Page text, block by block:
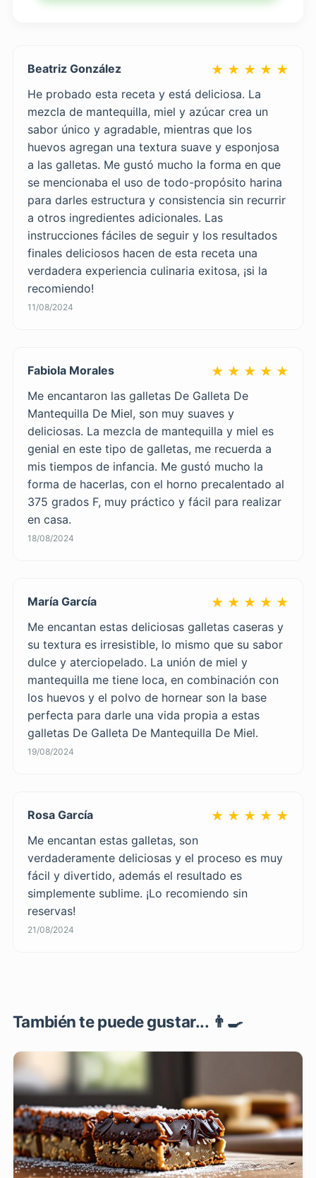
Beatriz González ★ ★ ★ ★ ★
He probado esta receta y está deliciosa. La
mezcla de mantequilla, miel y azúcar crea un
sabor único y agradable, mientras que los
huevos agregan una textura suave y esponjosa
a las galletas. Me gustó mucho la forma en que
se mencionaba el uso de todo-propósito harina
para darles estructura y consistencia sin recurrir
a otros ingredientes adicionales. Las
instrucciones fáciles de seguir y los resultados
finales deliciosos hacen de esta receta una
verdadera experiencia culinaria exitosa, ¡si la
recomiendo!
11/08/2024
Fabiola Morales ★ ★ ★ ★ ★
Me encantaron las galletas De Galleta De
Mantequilla De Miel, son muy suaves y
deliciosas. La mezcla de mantequilla y miel es
genial en este tipo de galletas, me recuerda a
mis tiempos de infancia. Me gustó mucho la
forma de hacerlas, con el horno precalentado al
375 grados F, muy práctico y fácil para realizar
en casa.
18/08/2024
María García ★ ★ ★ ★ ★
Me encantan estas deliciosas galletas caseras y
su textura es irresistible, lo mismo que su sabor
dulce y aterciopelado. La unión de miel y
mantequilla me tiene loca, en combinación con
los huevos y el polvo de hornear son la base
perfecta para darle una vida propia a estas
galletas De Galleta De Mantequilla De Miel.
19/08/2024
Rosa García ★ ★ ★ ★ ★
Me encantan estas galletas, son
verdaderamente deliciosas y el proceso es muy
fácil y divertido, además el resultado es
simplemente sublime. ¡Lo recomiendo sin
reservas!
21/08/2024
También te puede gustar... 👨‍🍳